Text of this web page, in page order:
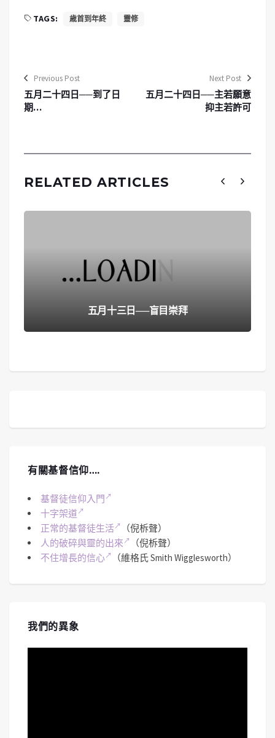
TAGS: 歳首到年終 靈修
Previous Post
五月二十四日──到了日
期…
Next Post
五月二十四日──主若願意
抑主若許可
RELATED ARTICLES
五月十三日──盲目崇拜
有關基督信仰….
基督徒信仰入門
十字架道
正常的基督徒生活
（倪柝聲）
人的破碎與靈的出來
（倪柝聲）
不住增長的信心
（維格氏 Smith Wigglesworth）
我們的異象